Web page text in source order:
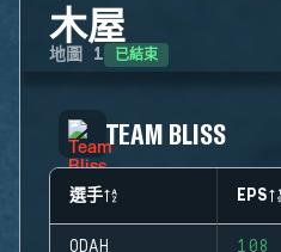
木屋
地圖 1 已結束
TEAM BLISS
選手 EPS
ODAH 108